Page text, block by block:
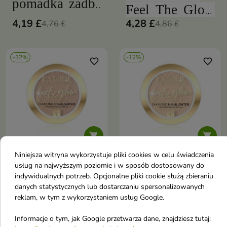
pierwszym
pociągnięciu
pomadka zadba
o doskonałą
wygląd Twoich
ust! Formuła o
niezwykle
mocnej
gwarancja
pełnego krycia
już przy
pierwszym
4,19 £4,76 £
Feel The Glow
doda blasku
subtelnie
podkreśli jej
piękno,
pozostawiając
ją aksamitną.
Wegańska
formuła
dostępna w
trzech kolorach
4,28 £4,86 £
-12%

favorite_border
Eveline Feel the Glow
Rozświetlacz do
twarzy /02/ Beach
Glow 4,2 g
Rozświetlacz
-12%

favorite_border
Eveline Feel the Glow
Rozświetlacz do
twarzy /01/ Sparkle 4,2
g
Rozświetlacz
Niniejsza witryna wykorzystuje pliki cookies w celu świadczenia
usług na najwyższym poziomie i w sposób dostosowany do
indywidualnych potrzeb. Opcjonalne pliki cookie służą zbieraniu
danych statystycznych lub dostarczaniu spersonalizowanych
reklam, w tym z wykorzystaniem usług Google.
Informacje o tym, jak Google przetwarza dane, znajdziesz tutaj: